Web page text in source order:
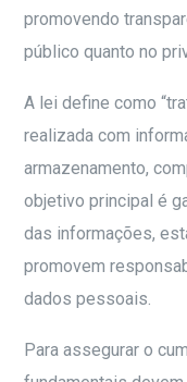
promovendo
público quanto no
A lei define como
realizada com
armazenamento,
objetivo principal é
das informações,
promovem
dados pessoais.
Para assegurar o